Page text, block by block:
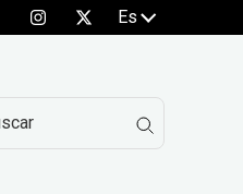
Es